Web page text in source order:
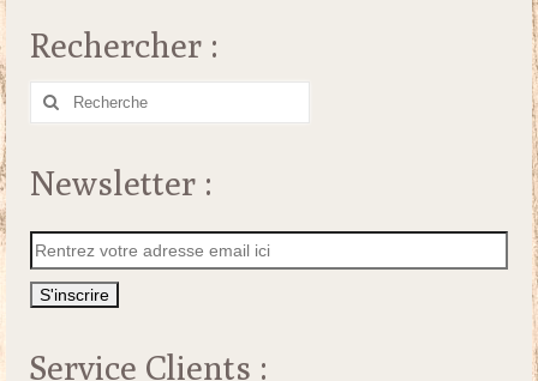
Rechercher :
Rechercher
Newsletter :
Service Clients :